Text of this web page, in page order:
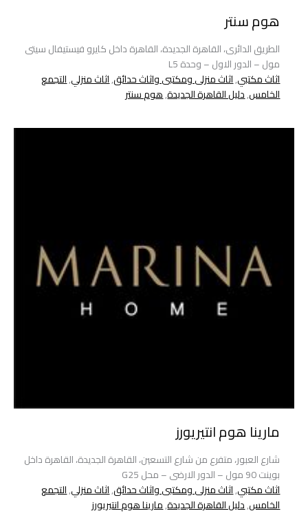
هوم سنتر
الطريق الدائرى، القاهرة الجديدة، القاهرة داخل كايرو فيستيفال سيتى
مول – الدور الاول – وحدة L5
اثاث مكتبي,اثاث منزلى ومكتبى واثاث حدائق,اثاث منزلي,التجمع
الخامس,دليل القاهرة الجديدة,هوم سنتر
مارينا هوم انتيريورز
شارع العبور، متفرع من شارع التسعين، القاهرة الجديدة، القاهرة داخل
بوينت 90 مول – الدور الارضى – محل G25
اثاث مكتبي,اثاث منزلى ومكتبى واثاث حدائق,اثاث منزلي,التجمع
الخامس,دليل القاهرة الجديدة,مارينا هوم انتيريورز